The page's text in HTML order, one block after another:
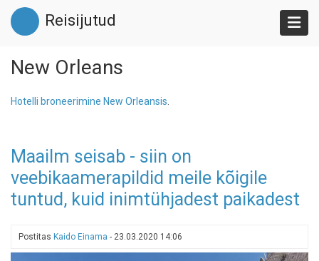
Liigu
edasi
põhisisu
Reisijutud
New Orleans
Hotelli broneerimine New Orleansis
Maailm seisab - siin on
veebikaamerapildid meile kõigile
tuntud, kuid inimtühjadest paikadest
Postitas Kaido Einama - 23.03.2020 14:06